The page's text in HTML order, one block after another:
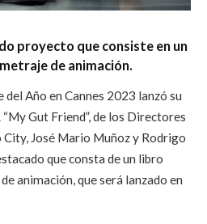
proyecto que consiste en un
de animación.
del Año en Cannes 2023 lanzó su
Gut Friend”, de los Directores
José Mario Muñoz y Rodrigo
que consta de un libro
animación, que será lanzado en